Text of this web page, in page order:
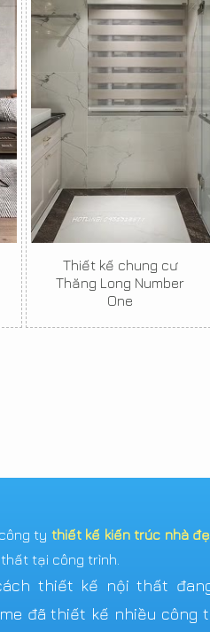
Thiết kế chung cư
Thăng Long Number
One
ty thiết kế kiến trúc nhà
tại công trình.
thiết kế nội thất
đã thiết kế nhiều